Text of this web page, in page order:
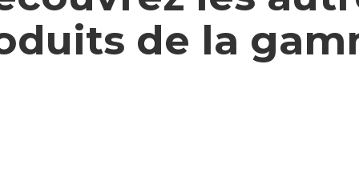
de la